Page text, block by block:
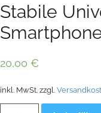
Stabile
20,00 €
inkl. MwSt. zzgl.